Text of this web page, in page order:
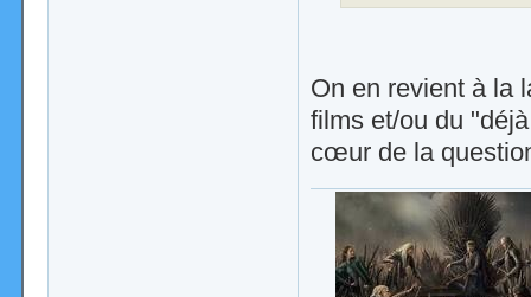
On en revient à la
films et/ou du
cœur de la